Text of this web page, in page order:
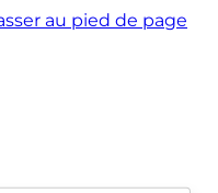
au pied de page